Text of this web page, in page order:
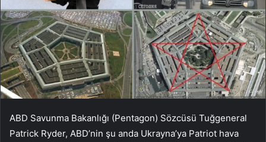
ABD Savunma Bakanlığı (Pentagon) Sözcüsü Tuğgeneral
Patrick Ryder, ABD’nin şu anda Ukrayna’ya Patriot hava